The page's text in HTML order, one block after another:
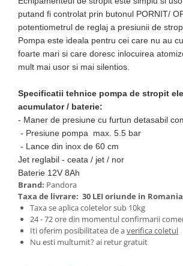
Pentru Casa si Camping
Aragaze, plite, piese butelii de
voiaj
Accesorii aragaze & butelii
Butelii
Pirostrii si accesorii pentru gatit
Plite & aragaze
Iluminat & electrice
Prelungitoare & cabluri electrice
Becuri
Coliere plastic
Conectori/doze
Corpuri de iluminat
Lampi solare
Lanterne
putand fi controlat prin butonul PORNIT/
potentiometrul de reglaj a presiunii de
Pompa este ideala pentru cei care nu au
foarte mari si care doresc inlocuirea
mult mai usor si mai silentios.
Specificatii tehnice pompa de stropit
acumulator / baterie:
- Maner de presiune cu furtun detasabil
- Presiune pompa max. 5.5 bar
- Lance din inox de 60 cm
Jet reglabil - ceata / jet / nor
Baterie 12V 8Ah
Brand: Pandora
Taxa de livrare: 30 LEI oriunde in
Taxa se aplica coletelor sub 10kg
24 - 72 ore din momentul confirmarii
Iti oferim posibilitatea de averifica coletul
Nu esti multumit? ai retur gratuit